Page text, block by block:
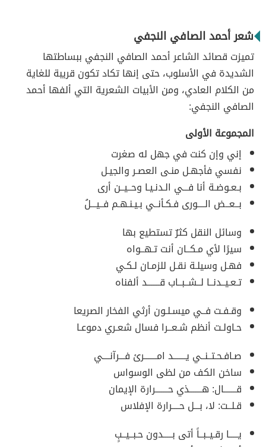
شعر أحمد الصافي النجفي
تميزت قصائد الشاعر أحمد الصافي النجفي ببساطتها
الشديدة في الأسلوب، حتى إنها تكاد تكون قريبة للغاية
من الكلام العادي، ومن الأبيات الشعرية التي ألفها أحمد
الصافي النجفي:
المجموعة الأولى
إني وإن كنت في جهل له صغرت
نفسي فأجهـل منـى العصـر والجيـل
بـعـوضـة أنا فـــي الـدنـيـا وحــيــن أرى
بــعــض الــــورى فـكـأنــي بـيـنـهـم فــيـــلُ
وسائل النقل كثرٌ تستطيع بها
سيرًا لأي مـكــان أنت تـهــواه
فهـل وسيلـة نقـل للزمـان لـكـي
تـعـيــدنــا لــشــبــاب قـــــــد ألفناه
وقـفـت فــي ميسـلـون أرثي الفخار الصريعا
حـاولـت أنظم شـعــرا فسال شعـري دموعـا
صـافـحـتــنــي يـــــــد امـــــــرئ فـــرآنــــي
ساخن الكف من لظى الوسواس
قـــــــال: هـــــــذي حـــــــرارة الإيمان
قـلــت: لا، بـــل حــــرارة الإفلاس
يـــــا رقـيــبــاً أتى بـــــدون حـبــيــبٍ